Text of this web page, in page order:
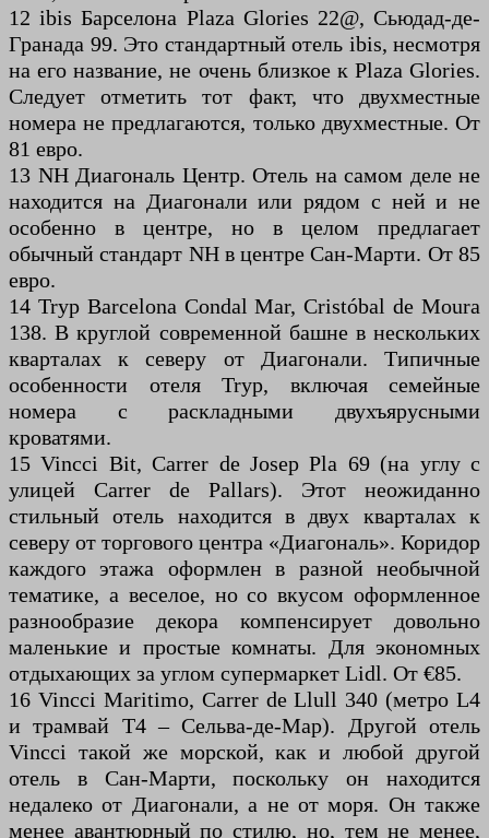
12 ibis Барселона Plaza Glories 22@, Сьюдад-де-
Гранада 99. Это стандартный отель ibis, несмотря
на его название, не очень близкое к Plaza Glories.
Следует отметить тот факт, что двухместные
номера не предлагаются, только двухместные. От
81 евро.
13 NH Диагональ Центр. Отель на самом деле не
находится на Диагонали или рядом с ней и не
особенно в центре, но в целом предлагает
обычный стандарт NH в центре Сан-Марти. От 85
евро.
14 Tryp Barcelona Condal Mar, Cristóbal de Moura
138. В круглой современной башне в нескольких
кварталах к северу от Диагонали. Типичные
особенности отеля Tryp, включая семейные
номера с раскладными двухъярусными
кроватями.
15 Vincci Bit, Carrer de Josep Pla 69 (на углу с
улицей Carrer de Pallars). Этот неожиданно
стильный отель находится в двух кварталах к
северу от торгового центра «Диагональ». Коридор
каждого этажа оформлен в разной необычной
тематике, а веселое, но со вкусом оформленное
разнообразие декора компенсирует довольно
маленькие и простые комнаты. Для экономных
отдыхающих за углом супермаркет Lidl. От €85.
16 Vincci Maritimo, Carrer de Llull 340 (метро L4
и трамвай T4 – Сельва-де-Мар). Другой отель
Vincci такой же морской, как и любой другой
отель в Сан-Марти, поскольку он находится
недалеко от Диагонали, а не от моря. Он также
менее авантюрный по стилю, но, тем не менее,